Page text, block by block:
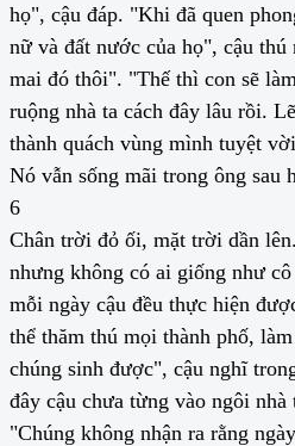
họ", cậu đáp. "Khi đã quen
nữ và đất nước của họ", cậu
mai đó thôi". "Thế thì con sẽ
ruộng nhà ta cách đây lâu rồi.
thành quách vùng mình tuyệt
Nó vẫn sống mãi trong ông sau
6
Chân trời đỏ ối, mặt trời dần
nhưng không có ai giống như
mỗi ngày cậu đều thực hiện
thể thăm thú mọi thành phố,
chúng sinh được", cậu nghĩ
đây cậu chưa từng vào ngôi
"Chúng không nhận ra rằng